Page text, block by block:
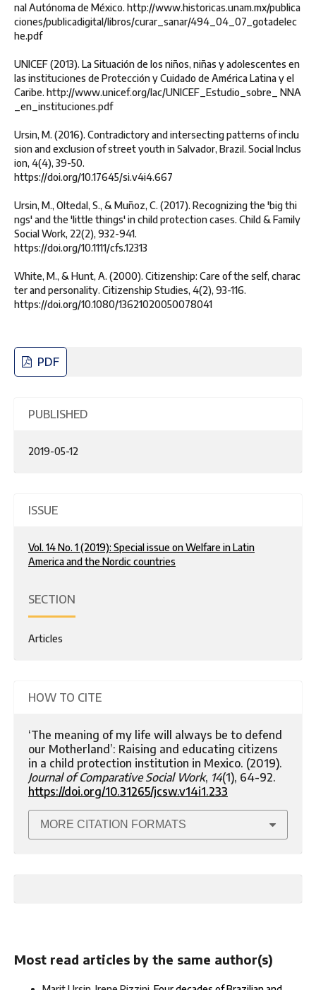
nal Autónoma de México. http://www.historicas.unam.mx/publica
ciones/publicadigital/libros/curar_sanar/494_04_07_gotadelec
he.pdf
UNICEF (2013). La Situación de los niños, niñas y adolescentes en
las instituciones de Protección y Cuidado de América Latina y el
Caribe. http://www.unicef.org/lac/UNICEF_Estudio_sobre_ NNA
_en_instituciones.pdf
Ursin, M. (2016). Contradictory and intersecting patterns of inclu
sion and exclusion of street youth in Salvador, Brazil. Social Inclus
ion, 4(4), 39-50.
https://doi.org/10.17645/si.v4i4.667
Ursin, M., Oltedal, S., & Muñoz, C. (2017). Recognizing the 'big thi
ngs' and the 'little things' in child protection cases. Child & Family
Social Work, 22(2), 932-941.
https://doi.org/10.1111/cfs.12313
White, M., & Hunt, A. (2000). Citizenship: Care of the self, charac
ter and personality. Citizenship Studies, 4(2), 93-116.
https://doi.org/10.1080/13621020050078041
PDF
PUBLISHED
2019-05-12
ISSUE
Vol. 14 No. 1 (2019): Special issue on Welfare in Latin
America and the Nordic countries
SECTION
Articles
HOW TO CITE
‘The meaning of my life will always be to defend
our Motherland’: Raising and educating citizens
in a child protection institution in Mexico. (2019).
Journal of Comparative Social Work, 14(1), 64-92.
https://doi.org/10.31265/jcsw.v14i1.233
MORE CITATION FORMATS
Most read articles by the same author(s)